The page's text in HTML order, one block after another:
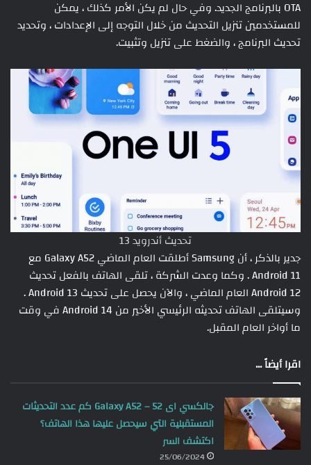
OTA بالبرنامج الجديد. وفي حال لم يكن الأمر كذلك ، يمكن
للمستخدمين تنزيل التحديث من خلال التوجه إلى الإعدادات ، وتحديد
تحديث البرنامج ، والضغط على تنزيل وتثبيت.
تحديث أندرويد 13
جدير بالذكر ، أن Samsung أطلقت العام الماضي Galaxy A52 مع
Android 11 . وكما وعدت الشركة ، تلقى الهاتف بالفعل تحديث
Android 12 العام الماضي ، والآن يحصل على تحديث Android 13 .
وسيتلقى الهاتف تحديثه الرئيسي الأخير من Android 14 في وقت
ما أواخر العام المقبل.
اقرا أيضاً ...
جالكسي اى 52 – Galaxy A52 كم عدد التحديثات
المستقبلية التي سيحصل عليها هذا الهاتف؟
اكتشف السر
25/06/2024